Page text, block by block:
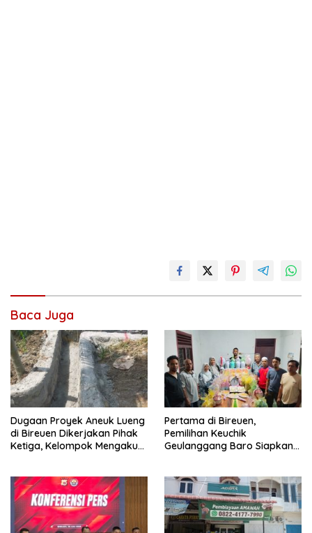
Baca Juga
Dugaan Proyek Aneuk Lueng
di Bireuen Dikerjakan Pihak
Ketiga, Kelompok Mengaku
Pertama di Bireuen,
Pemilihan Keuchik
Geulanggang Baro Siapkan